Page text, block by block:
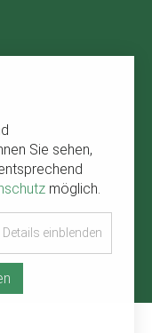
Sie sehen,
möglich.
Details einblenden